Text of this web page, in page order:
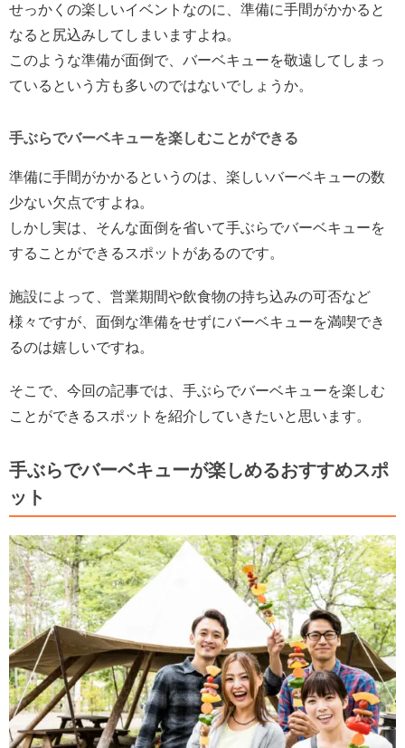
せっかくの楽しいイベントなのに、準備に手間がかかると
なると尻込みしてしまいますよね。
このような準備が面倒で、バーベキューを敬遠してしまっ
ているという方も多いのではないでしょうか。
手ぶらでバーベキューを楽しむことができる
準備に手間がかかるというのは、楽しいバーベキューの数
少ない欠点ですよね。
しかし実は、そんな面倒を省いて手ぶらでバーベキューを
することができるスポットがあるのです。
施設によって、営業期間や飲食物の持ち込みの可否など
様々ですが、面倒な準備をせずにバーベキューを満喫でき
るのは嬉しいですね。
そこで、今回の記事では、手ぶらでバーベキューを楽しむ
ことができるスポットを紹介していきたいと思います。
手ぶらでバーベキューが楽しめるおすすめスポ
ット